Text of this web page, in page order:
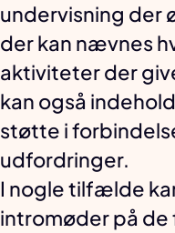
undervisning der
der kan nævnes
aktiviteter der
kan også
støtte i
udfordringer.
I nogle tilfælde
intromøder på de